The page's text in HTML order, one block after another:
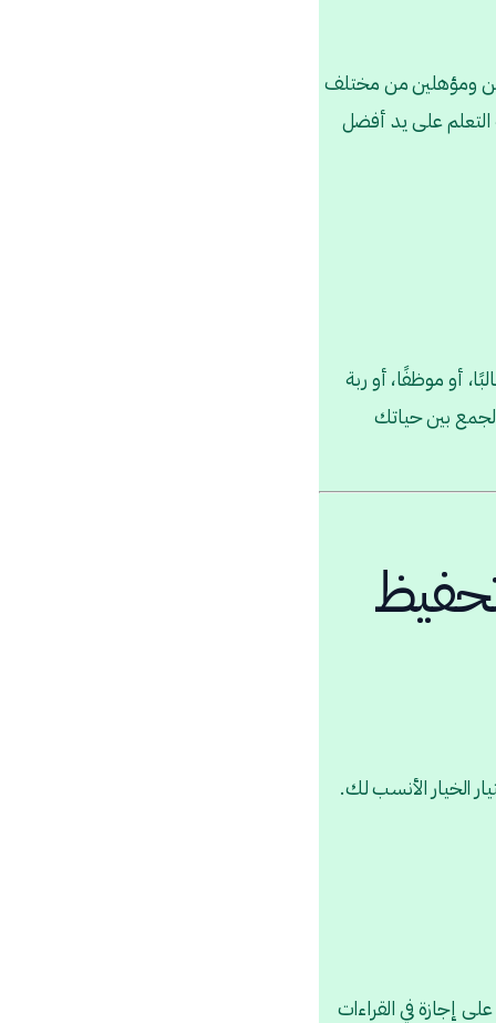
ومؤهلين من مختلف
التعلم على يد أفضل
أو موظفًا، أو ربة
بين حياتك
الخيار الأنسب لك.
إجازة في القراءات